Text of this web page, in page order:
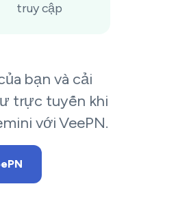
truy cập
bạn và cải
trực tuyến khi
với VeePN.